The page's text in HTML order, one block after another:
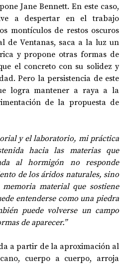
Jane Bennett. En este caso,
a despertar en el trabajo
montículos de restos oscuros
de Ventanas, saca a la luz un
y propone otras formas de
el concreto con su solidez y
Pero la persistencia de este
logra mantener a raya a la
y el laboratorio, mi práctica
hacia las materias que
al hormigón no responde
de los áridos naturales, sino
material que sostiene
entenderse como una piedra
puede volverse un campo
de aparecer.”
a partir de la aproximación al
cuerpo a cuerpo, arroja